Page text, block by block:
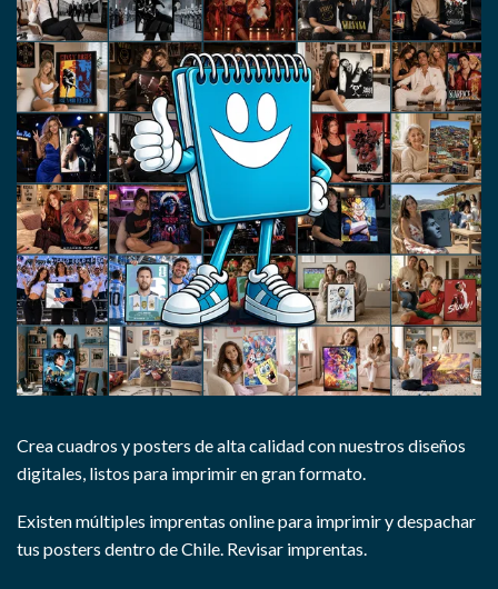
Crea cuadros y posters de alta calidad con nuestros diseños
digitales, listos para imprimir en gran formato.
Existen múltiples imprentas online para imprimir y despachar
tus posters dentro de Chile. Revisar imprentas.